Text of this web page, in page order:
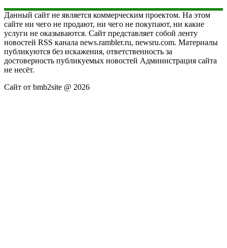
Данный сайт не является коммерческим проектом. На этом
сайте ни чего не продают, ни чего не покупают, ни какие
услуги не оказываются. Сайт представляет собой ленту
новостей RSS канала news.rambler.ru, newsru.com. Материалы
публикуются без искажения, ответственность за
достоверность публикуемых новостей Администрация сайта
не несёт.
Сайт от bmb2site @ 2026